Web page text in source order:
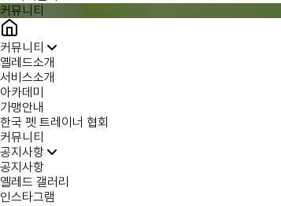
커뮤니티
커뮤니티
옐레드소개
서비스소개
아카데미
가맹안내
한국 펫 트레이너 협회
커뮤니티
공지사항
공지사항
옐레드 갤러리
인스타그램